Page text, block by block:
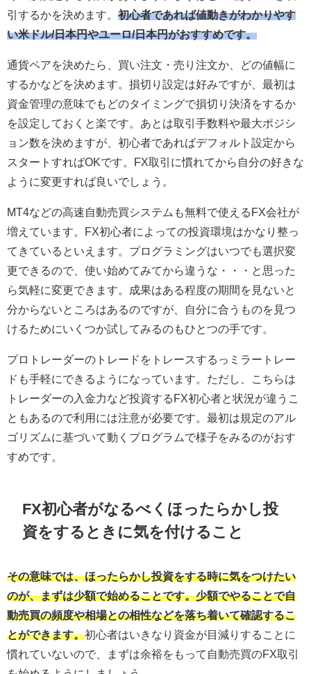
引するかを決めます。 初心者であれば値動きがわかりやす
い米ドル/日本円やユーロ/日本円がおすすめです。
通貨ペアを決めたら、買い注文・売り注文か、どの値幅に
するかなどを決めます。損切り設定は好みですが、最初は
資金管理の意味でもどのタイミングで損切り決済をするか
を設定しておくと楽です。あとは取引手数料や最大ポジシ
ョン数を決めますが、初心者であればデフォルト設定から
スタートすればOKです。FX取引に慣れてから自分の好きな
ように変更すれば良いでしょう。
MT4などの高速自動売買システムも無料で使えるFX会社が
増えています。FX初心者によっての投資環境はかなり整っ
てきているといえます。プログラミングはいつでも選択変
更できるので、使い始めてみてから違うな・・・と思った
ら気軽に変更できます。成果はある程度の期間を見ないと
分からないところはあるのですが、自分に合うものを見つ
けるためにいくつか試してみるのもひとつの手です。
プロトレーダーのトレードをトレースするっミラートレー
ドも手軽にできるようになっています。ただし、こちらは
トレーダーの入金力など投資するFX初心者と状況が違うこ
ともあるので利用には注意が必要です。最初は規定のアル
ゴリズムに基づいて動くプログラムで様子をみるのがおす
すめです。
FX初心者がなるべくほったらかし投
資をするときに気を付けること
その意味では、ほったらかし投資をする時に気をつけたい
のが、まずは少額で始めることです。少額でやることで自
動売買の頻度や相場との相性などを落ち着いて確認するこ
とができます。初心者はいきなり資金が目減りすることに
慣れていないので、まずは余裕をもって自動売買のFX取引